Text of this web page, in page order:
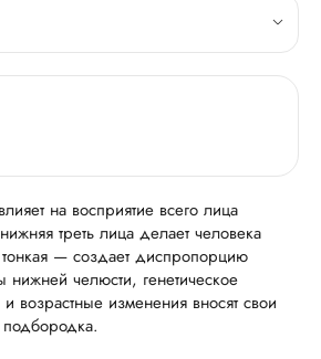
на восприятие всего лица
треть лица делает человека
— создает диспропорцию
нижней челюсти, генетическое
возрастные изменения вносят свои